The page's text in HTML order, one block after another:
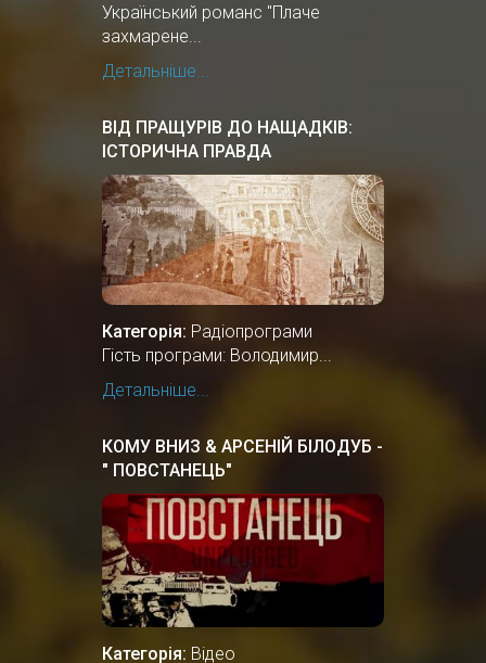
Український романс "Плаче
захмарене...
Детальніше...
ВІД ПРАЩУРІВ ДО НАЩАДКІВ:
ІСТОРИЧНА ПРАВДА
Категорія: Радіопрограми
Гість програми: Володимир...
Детальніше...
КОМУ ВНИЗ & АРСЕНІЙ БІЛОДУБ -
" ПОВСТАНЕЦЬ"
Категорія: Відео